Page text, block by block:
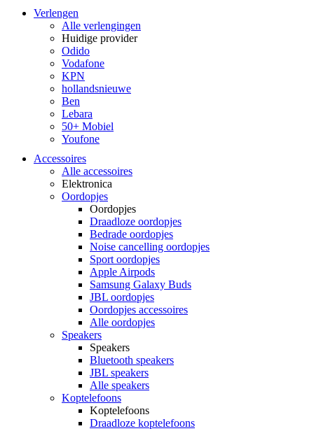
Verlengen
Alle verlengingen
Huidige provider
Odido
Vodafone
KPN
hollandsnieuwe
Ben
Lebara
50+ Mobiel
Youfone
Accessoires
Alle accessoires
Elektronica
Oordopjes
Oordopjes
Draadloze oordopjes
Bedrade oordopjes
Noise cancelling oordopjes
Sport oordopjes
Apple Airpods
Samsung Galaxy Buds
JBL oordopjes
Oordopjes accessoires
Alle oordopjes
Speakers
Speakers
Bluetooth speakers
JBL speakers
Alle speakers
Koptelefoons
Koptelefoons
Draadloze koptelefoons